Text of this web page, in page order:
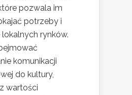
pozwala im
potrzeby i
rynków.
komunikacji
do kultury,
wartości